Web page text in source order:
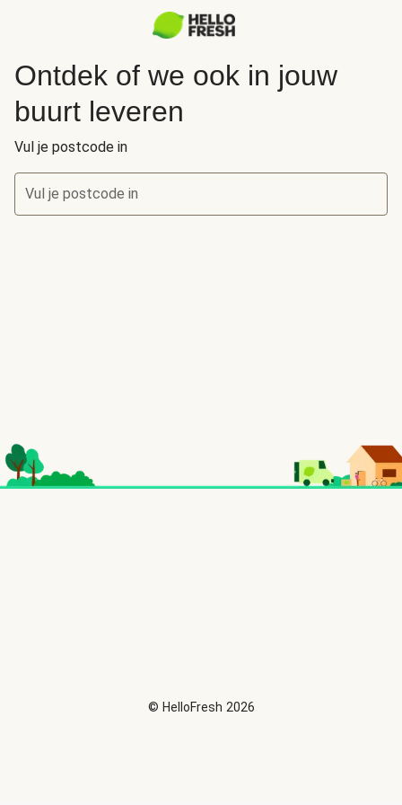
Ontdek of we ook in jouw
buurt leveren
Vul je postcode in
Vul je postcode in
© HelloFresh 2026